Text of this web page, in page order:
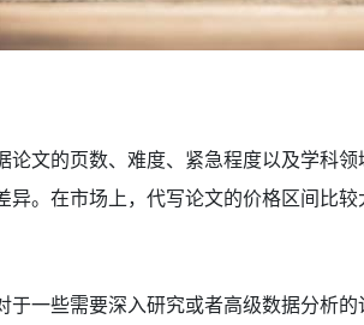
文的页数、难度、紧急程度以及学科
异。在市场上，代写论文的价格区间比
于一些需要深入研究或者高级数据分析